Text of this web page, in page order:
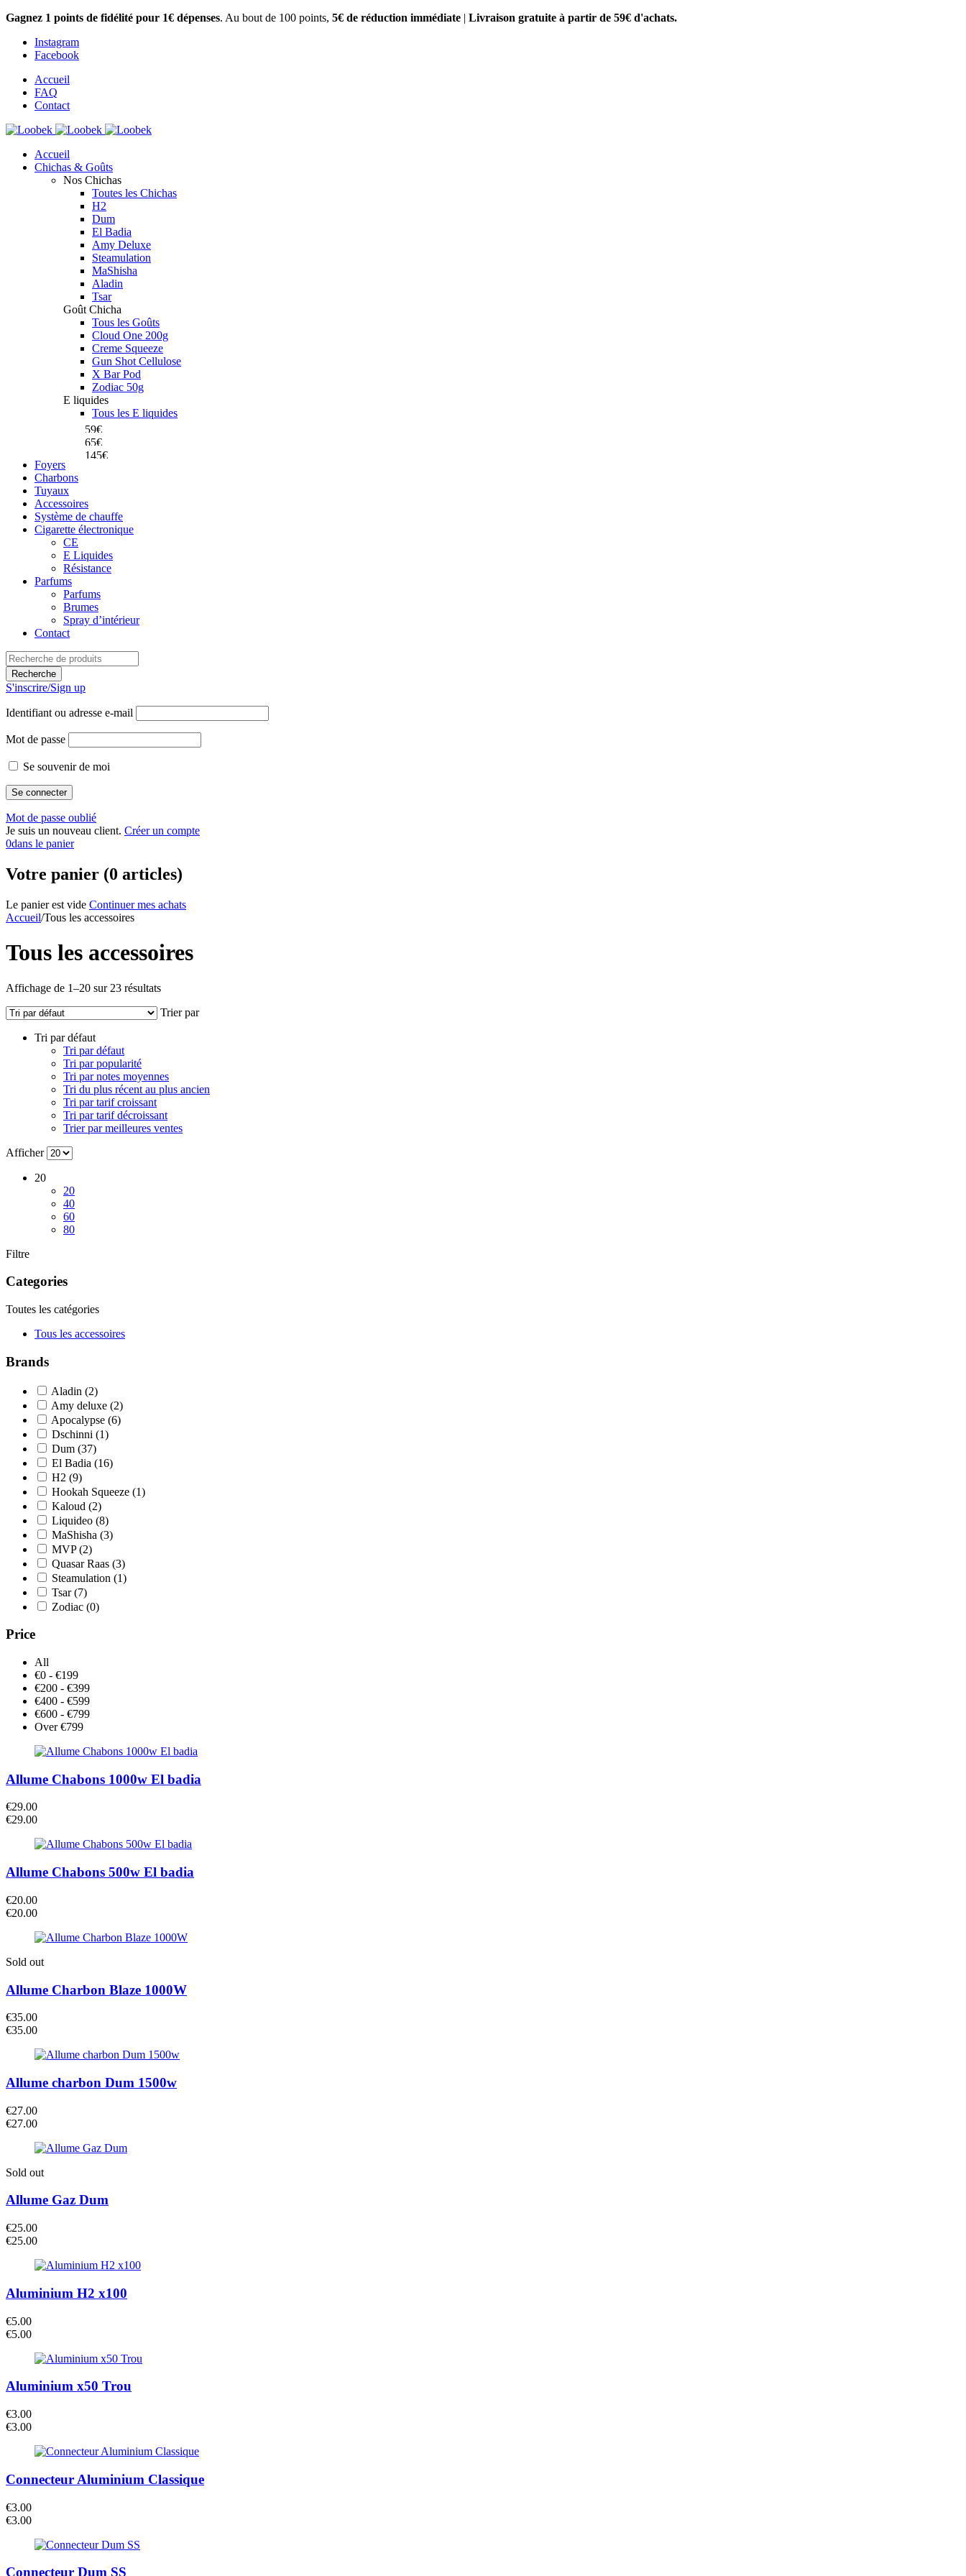
Gagnez 1 points de fidélité pour 1€ dépenses. Au bout de 100 points, 5€ de réduction immédiate | Livraison gratuite à partir de 59€ d'achats.
Instagram
Facebook
Accueil
FAQ
Contact
Accueil
Chichas & Goûts
Nos Chichas
Toutes les Chichas
H2
Dum
El Badia
Amy Deluxe
Steamulation
MaShisha
Aladin
Tsar
Goût Chicha
Tous les Goûts
Cloud One 200g
Creme Squeeze
Gun Shot Cellulose
X Bar Pod
Zodiac 50g
E liquides
Tous les E liquides
Celeste El Badia
59€
Achetez
Dum Magnum Mini
65€
Dum Crazy Skull
145€
Foyers
Charbons
Tuyaux
Accessoires
Système de chauffe
Cigarette électronique
CE
E Liquides
Résistance
Parfums
Parfums
Brumes
Spray d’intérieur
Contact
S'inscrire/Sign up
Identifiant ou adresse e-mail
Mot de passe
Se souvenir de moi
Mot de passe oublié
Je suis un nouveau client. Créer un compte
0dans le panier
Votre panier (0 articles)
Le panier est vide Continuer mes achats
Accueil/Tous les accessoires
Tous les accessoires
Affichage de 1–20 sur 23 résultats
Trier par
Tri par défaut
Tri par défaut
Tri par popularité
Tri par notes moyennes
Tri du plus récent au plus ancien
Tri par tarif croissant
Tri par tarif décroissant
Trier par meilleures ventes
Afficher
20
20
40
60
80
Filtre
Categories
Toutes les catégories
Tous les accessoires
Brands
Aladin (2)
Amy deluxe (2)
Apocalypse (6)
Dschinni (1)
Dum (37)
El Badia (16)
H2 (9)
Hookah Squeeze (1)
Kaloud (2)
Liquideo (8)
MaShisha (3)
MVP(2)
Quasar Raas (3)
Steamulation (1)
Tsar(7)
Zodiac (0)
Price
All
€0 - €199
€200 - €399
€400 - €599
€600 - €799
Over €799
Allume Chabons 1000w El badia
€29.00
€29.00
Allume Chabons 500w El badia
€20.00
€20.00
Sold out
Allume Charbon Blaze 1000W
€35.00
€35.00
Allume charbon Dum 1500w
€27.00
€27.00
Sold out
Allume Gaz Dum
€25.00
€25.00
Aluminium H2 x100
€5.00
€5.00
Aluminium x50 Trou
€3.00
€3.00
Connecteur Aluminium Classique
€3.00
€3.00
Connecteur Dum SS